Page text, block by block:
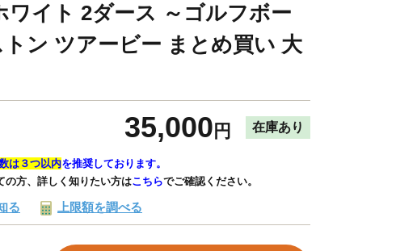
ワイト 2ダース ～ゴルフボー
ン ツアービー まとめ買い 大
35,000 円 在庫あり
は３つ以内を推奨しております。
の方、詳しく知りたい方はこちらでご確認ください。
る 上限額を調べる